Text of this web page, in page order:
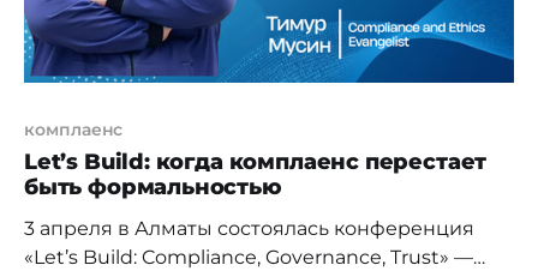
комплаенс
Let’s Build: когда комплаенс перестает
быть формальностью
3 апреля в Алматы состоялась конференция
«Let’s Build: Compliance, Governance, Trust» —